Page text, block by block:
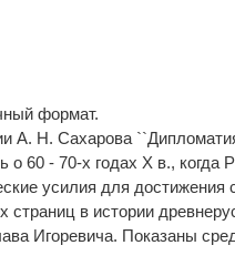
формат.
А. Н. Сахарова
о 60 - 70-х годах X в., когда
усилия для достижения
в истории
Игоревича. Показаны